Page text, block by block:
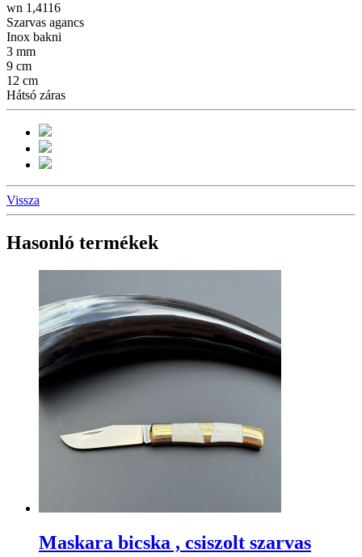
wn 1,4116
Szarvas agancs
Inox bakni
3 mm
9 cm
12 cm
Hátsó záras
Vissza
Hasonló termékek
Maskara bicska , csiszolt szarvas